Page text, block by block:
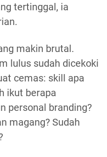
tertinggal, ia
makin brutal.
lulus sudah dicekoki
cemas: skill apa
ikut berapa
personal branding?
magang? Sudah